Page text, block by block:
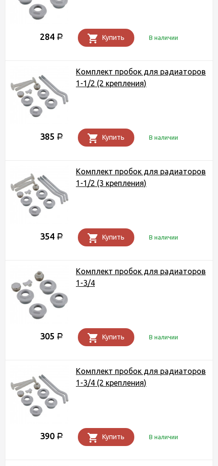
284 Р Купить В наличии
Комплект пробок для радиаторов
1-1/2 (2 крепления)
385 Р Купить В наличии
Комплект пробок для радиаторов
1-1/2 (3 крепления)
354 Р Купить В наличии
Комплект пробок для радиаторов
1-3/4
305 Р Купить В наличии
Комплект пробок для радиаторов
1-3/4 (2 крепления)
390 Р Купить В наличии